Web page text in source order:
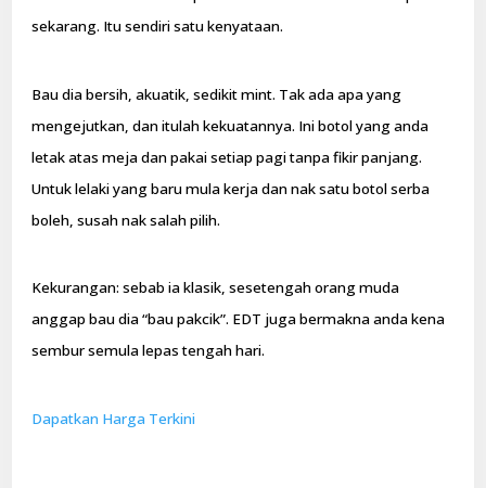
sekarang. Itu sendiri satu kenyataan.
Bau dia bersih, akuatik, sedikit mint. Tak ada apa yang
mengejutkan, dan itulah kekuatannya. Ini botol yang anda
letak atas meja dan pakai setiap pagi tanpa fikir panjang.
Untuk lelaki yang baru mula kerja dan nak satu botol serba
boleh, susah nak salah pilih.
Kekurangan: sebab ia klasik, sesetengah orang muda
anggap bau dia “bau pakcik”. EDT juga bermakna anda kena
sembur semula lepas tengah hari.
Dapatkan Harga Terkini